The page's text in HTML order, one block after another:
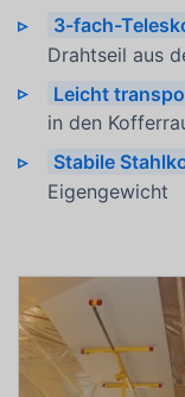
3-fach-
Drahtseil aus
Leicht
in den
Stabile
Eigengewicht